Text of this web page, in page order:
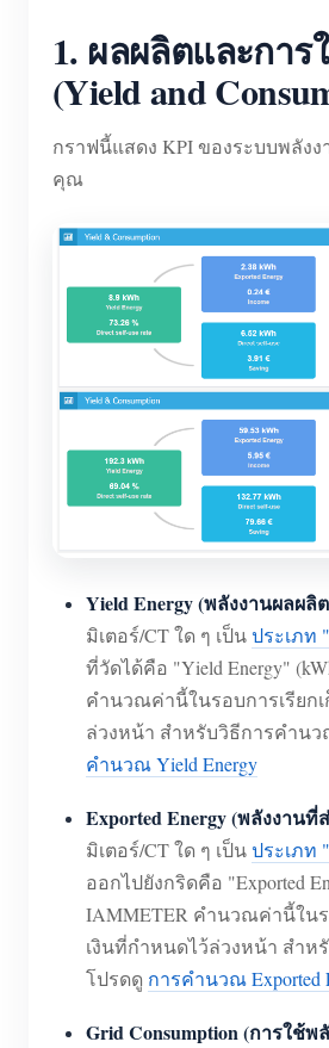
1. ผลผลิตและการ
(Yield and
กราฟนี้แสดง KPI ของระบบพลัง
คุณ
Yield Energy (พลังงานผลผลิ
มิเตอร์/CT ใด ๆ เป็นประเภท
ที่วัดได้คือ "Yield Energy"
คำนวณค่านี้ในรอบการเรียก
ล่วงหน้า สำหรับวิธีการคำน
คำนวณ Yield Energy
Exported Energy (พลังงานที่
มิเตอร์/CT ใด ๆ เป็นประเภท
ออกไปยังกริดคือ "Exported
IAMMETER คำนวณค่านี้ในร
เงินที่กำหนดไว้ล่วงหน้า สำ
โปรดดู การคำนวณ Exported
Grid Consumption (การใช้พ